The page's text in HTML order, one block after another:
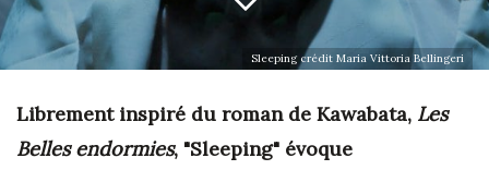
Sleeping crédit Maria Vittoria Bellingeri
Librement inspiré du roman de Kawabata, Les
Belles endormies, "Sleeping" évoque